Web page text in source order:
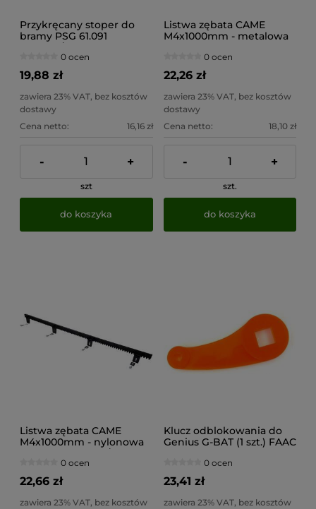
Przykręcany stoper do
bramy PSG 61.091
(158x138/H50)
0 ocen
19,88 zł
zawiera 23% VAT, bez kosztów
dostawy
Cena netto:
16,16 zł
- +
szt
do koszyka
Listwa zębata CAME
M4x1000mm - metalowa
0 ocen
22,26 zł
zawiera 23% VAT, bez kosztów
dostawy
Cena netto:
18,10 zł
- +
szt.
do koszyka
Listwa zębata CAME
M4x1000mm - nylonowa
0 ocen
22,66 zł
zawiera 23% VAT, bez kosztów
Klucz odblokowania do
Genius G-BAT (1 szt.) FAAC
0 ocen
23,41 zł
zawiera 23% VAT, bez kosztów